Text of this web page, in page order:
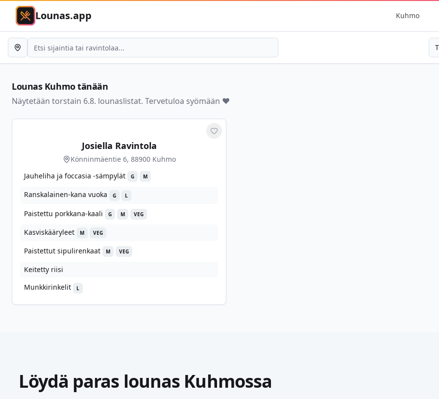
Lounas.app Kuhmo
Lounas Kuhmotänään
Näytetään torstain 6.8. lounaslistat. Tervetuloa syömään ❤️
Merkitse suosikiksi
Josiella Ravintola
Könninmäentie 6, 88900 Kuhmo
Jauheliha ja foccasia -sämpylät
G M
Ranskalainen-kana vuoka G L
Paistettu porkkana-kaali G M VEG
Kasviskääryleet M VEG
Paistettut sipulirenkaat M VEG
Keitetty riisi
Munkkirinkelit
L
Löydä paras lounas Kuhmossa